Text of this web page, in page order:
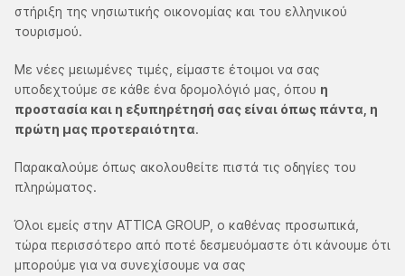
στήριξη της νησιωτικής οικονομίας και του ελληνικού
τουρισμού.
Με νέες μειωμένες τιμές, είμαστε έτοιμοι να σας
υποδεχτούμε σε κάθε ένα δρομολόγιό μας, όπου η
προστασία και η εξυπηρέτησή σας είναι όπως πάντα, η
πρώτη μας προτεραιότητα.
Παρακαλούμε όπως ακολουθείτε πιστά τις οδηγίες του
πληρώματος.
Όλοι εμείς στην ATTICA GROUP, ο καθένας προσωπικά,
τώρα περισσότερο από ποτέ δεσμευόμαστε ότι κάνουμε ότι
μπορούμε για να συνεχίσουμε να σας